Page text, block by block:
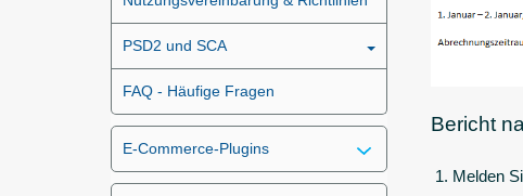
PSD2 und SCA
FAQ - Häufige Fragen
E-Commerce-Plugins
Bericht
Melden